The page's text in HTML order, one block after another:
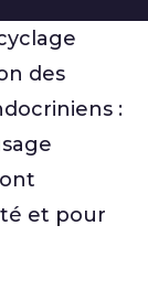
des
:
et pour